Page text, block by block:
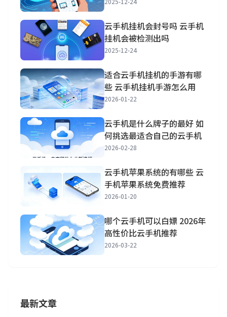
云手机挂机会封号吗 云手机
挂机会被检测出吗
2025-12-24
适合云手机挂机的手游有哪
些 云手机挂机手游怎么用
2026-01-22
云手机是什么牌子的最好 如
何挑选最适合自己的云手机
2026-02-28
云手机苹果系统的有哪些 云
手机苹果系统免费推荐
2026-01-20
哪个云手机可以白嫖 2026年
高性价比云手机推荐
2026-03-22
最新文章